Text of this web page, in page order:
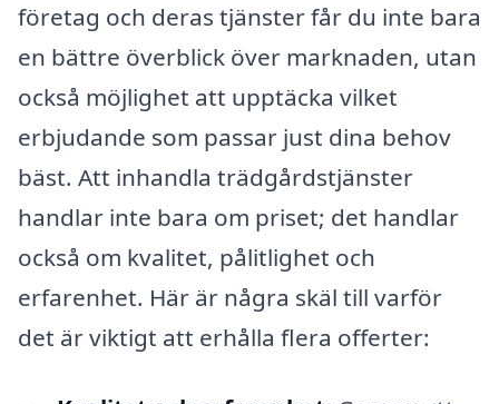
företag och deras tjänster får du inte bara
en bättre överblick över marknaden, utan
också möjlighet att upptäcka vilket
erbjudande som passar just dina behov
bäst. Att inhandla trädgårdstjänster
handlar inte bara om priset; det handlar
också om kvalitet, pålitlighet och
erfarenhet. Här är några skäl till varför
det är viktigt att erhålla flera offerter: